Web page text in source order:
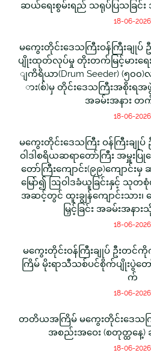
ဆယ်ရေးစွမ်းရည် သရုပ်ပြသခြင်
18-06-2026
မကွေးတိုင်းဒေသကြီးဝန်ကြီးချု
ပျိုးထုတ်လုပ်မှု တိုးတက်မြင့်မား
ျကိရိယာ(Drum Seeder) (၅၀
ား(စ်)မှ တိုင်းဒေသကြီးအစိုးရအ
အခမ်းအနား တ
18-06-2026
မကွေးတိုင်းဒေသကြီး ဝန်ကြီးချု
ဝါဒါစရိယဆရာတော်ကြီး အမှူးပြု
တော်ကြီးကျောင်း(၉၉)ကျောင်းမှ
မြော်၍ ဩဝါဒခံယူခြင်းနှင့် သုတစုံ
အဆင့်တွင် ထူးချွန်ကျောင်းသား၊ က
မြှင့်ခြင်း အခမ်းအန
18-06-2026
မကွေးတိုင်းဝန်ကြီးချုပ် ဦးတင်
ကြိမ် မိုးရာသီသစ်ပင်စိုက်ပျိုးပွဲတ
က်
18-06-2026
တတိယအကြိမ် မကွေးတိုင်းဒေသ
အစည်းအဝေး (စတုတ္ထန
18-06-2026